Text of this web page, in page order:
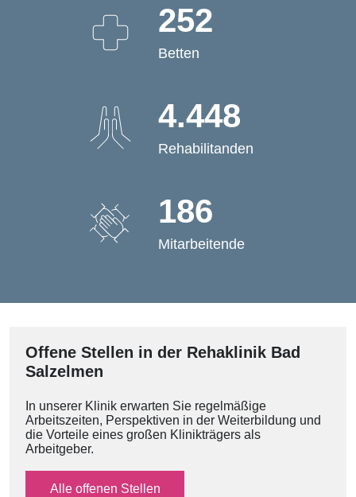
252
Betten
4.448
Rehabilitanden
186
Mitarbeitende
Offene Stellen in der Rehaklinik Bad
Salzelmen
In unserer Klinik erwarten Sie regelmäßige
Arbeitszeiten, Perspektiven in der Weiterbildung und
die Vorteile eines großen Klinikträgers als
Arbeitgeber.
Alle offenen Stellen